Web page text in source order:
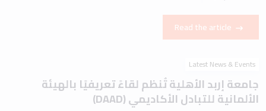
Read the article
Latest News & Events
جامعة إربد الأهلية تُنظم لقاءً تعريفيًا بالهيئة
الألمانية للتبادل الأكاديمي (DAAD)